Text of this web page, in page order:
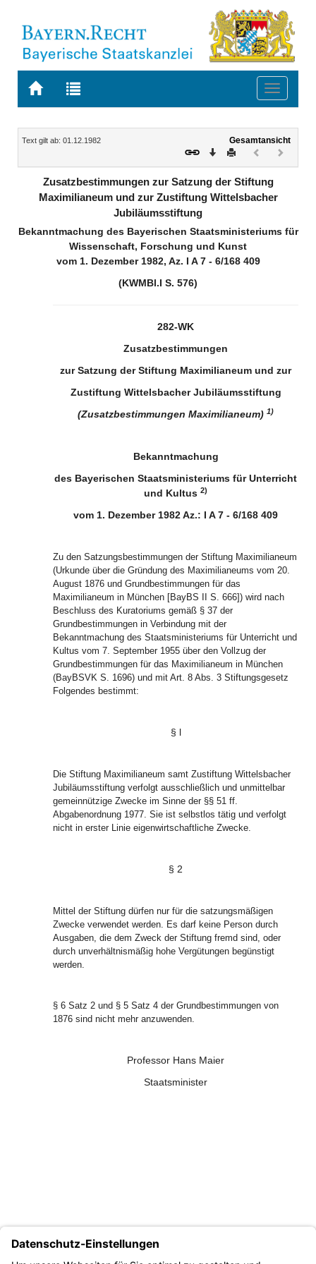
Zur
BAYERN.RECHT
Zur
letzten
Suche
Toggle
Navigation
Inhalt
Text gilt ab: 01.12.1982
Gesamtansicht
Download
DruckenVorheriges
Zusatzbestimmungen zur Satzung der Stiftung
Maximilianeum und zur Zustiftung Wittelsbacher
Jubiläumsstiftung
Bekanntmachung des Bayerischen Staatsministeriums für
Wissenschaft, Forschung und Kunst
vom 1. Dezember 1982, Az. I A 7 - 6/168 409
(KWMBl.I S. 576)
282-WK
Zusatzbestimmungen
zur Satzung der Stiftung Maximilianeum und zur
Zustiftung Wittelsbacher Jubiläumsstiftung
(Zusatzbestimmungen Maximilianeum) 1)
Bekanntmachung
des Bayerischen Staatsministeriums für Unterricht
und Kultus 2)
vom 1. Dezember 1982 Az.: I A 7 - 6/168 409
Zu den Satzungsbestimmungen der Stiftung Maximilianeum
(Urkunde über die Gründung des Maximilianeums vom 20.
August 1876 und Grundbestimmungen für das
Maximilianeum in München [BayBS II S. 666]) wird nach
Beschluss des Kuratoriums gemäß § 37 der
Grundbestimmungen in Verbindung mit der
Bekanntmachung des Staatsministeriums für Unterricht und
Kultus vom 7. September 1955 über den Vollzug der
Grundbestimmungen für das Maximilianeum in München
(BayBSVK S. 1696) und mit Art. 8 Abs. 3 Stiftungsgesetz
Folgendes bestimmt:
§ l
Die Stiftung Maximilianeum samt Zustiftung Wittelsbacher
Jubiläumsstiftung verfolgt ausschließlich und unmittelbar
gemeinnützige Zwecke im Sinne der §§ 51 ff.
Abgabenordnung 1977. Sie ist selbstlos tätig und verfolgt
nicht in erster Linie eigenwirtschaftliche Zwecke.
§ 2
Mittel der Stiftung dürfen nur für die satzungsmäßigen
Zwecke verwendet werden. Es darf keine Person durch
Ausgaben, die dem Zweck der Stiftung fremd sind, oder
durch unverhältnismäßig hohe Vergütungen begünstigt
werden.
§ 6 Satz 2 und § 5 Satz 4 der Grundbestimmungen von
1876 sind nicht mehr anzuwenden.
Professor Hans Maier
Staatsminister
___________________________
1)Kurzbezeichnung inoffiziell